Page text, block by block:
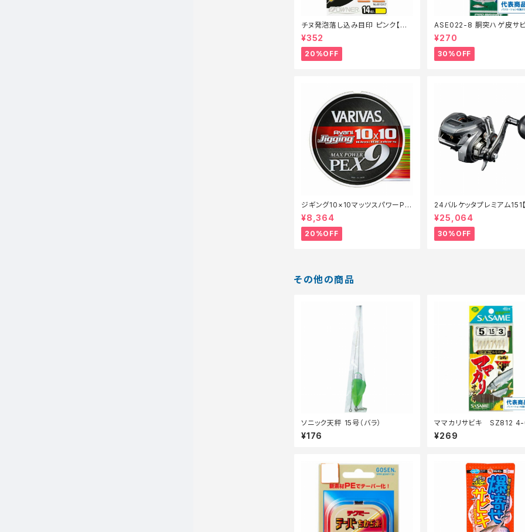
チヌ発泡落し込み目印 ピンク【特
価仕掛】【20】
¥352
20%OFF
ASE022-8 胴突ハゲ皮サ
【特価仕掛】【30】
¥270
30%OFF
ジギング10×10マッツスパワーPP
EX9 300m 2号【特価仕掛】【20】
¥8,364
20%OFF
24バルケッタプレミアム151
リール】【30】
¥25,064
30%OFF
その他の商品
ソニック天秤 15号（バラ）
¥176
ママカリサビキ SZ812 4-0.8
【継続セール_仕掛】
¥269